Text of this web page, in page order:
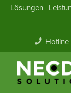
Lösungen